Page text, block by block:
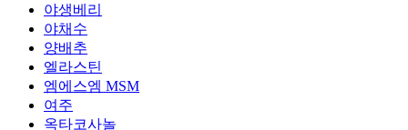
야생베리
야채수
양배추
엘라스틴
엠에스엠 MSM
여주
옥타코사놀